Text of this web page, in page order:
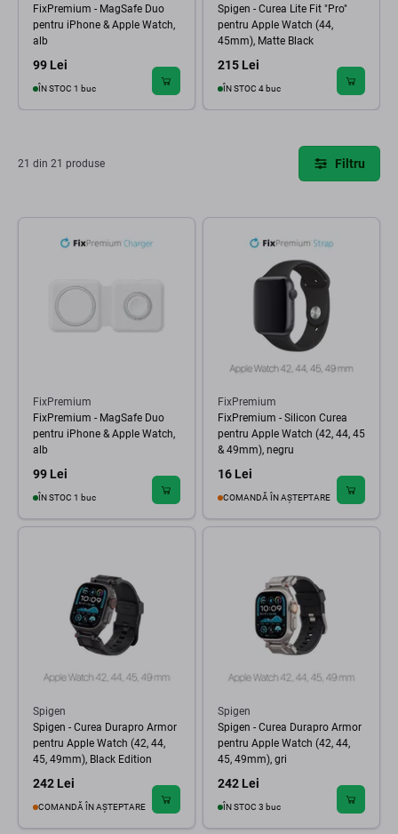
FixPremium - MagSafe Duo
pentru iPhone & Apple Watch,
alb
99 Lei
ÎN STOC 1 buc
Spigen - Curea Lite Fit "Pro"
pentru Apple Watch (44,
45mm), Matte Black
215 Lei
ÎN STOC 4 buc
21 din 21 produse Filtru
FixPremium
FixPremium - MagSafe Duo
pentru iPhone & Apple Watch,
alb
99 Lei
ÎN STOC 1 buc
FixPremium
FixPremium - Silicon Curea
pentru Apple Watch (42, 44, 45
& 49mm), negru
16 Lei
COMANDĂ ÎN AȘTEPTARE
Spigen
Spigen - Curea Durapro Armor
pentru Apple Watch (42, 44,
45, 49mm), Black Edition
242 Lei
COMANDĂ ÎN AȘTEPTARE
Spigen
Spigen - Curea Durapro Armor
pentru Apple Watch (42, 44,
45, 49mm), gri
242 Lei
ÎN STOC 3 buc